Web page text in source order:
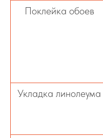
Поклейка обоев
Укладка линолеума